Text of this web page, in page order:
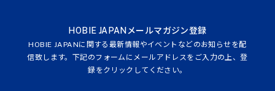
HOBIE JAPANメールマガジン登録
HOBIE JAPANに関する最新情報やイベントなどのお知らせを配
信致します。下記のフォームにメールアドレスをご入力の上、登
録をクリックしてください。